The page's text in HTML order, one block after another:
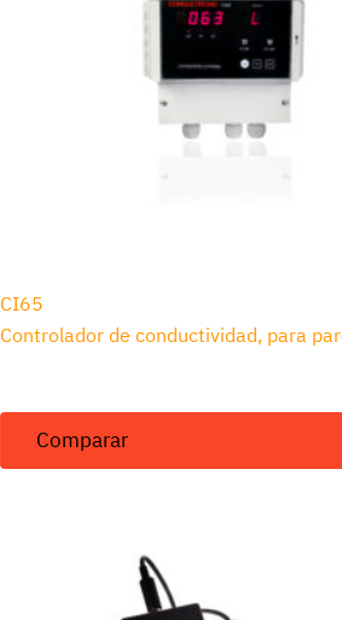
CI65
Controlador de conductividad, para
Comparar